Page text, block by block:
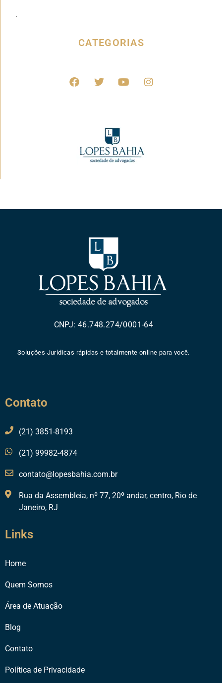
.
CATEGORIAS
CNPJ: 46.748.274/0001-64
Soluções Jurídicas rápidas e totalmente online para você.
Contato
(21) 3851-8193
(21) 99982-4874
contato@lopesbahia.com.br
Rua da Assembleia, nº 77, 20º andar, centro, Rio de
Janeiro, RJ
Links
Home
Quem Somos
Área de Atuação
Blog
Contato
Política de Privacidade